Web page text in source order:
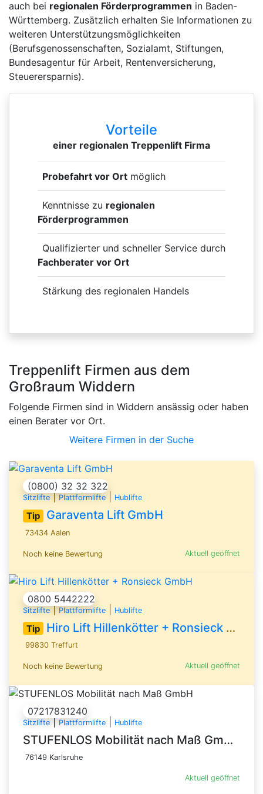
auch bei regionalen Förderprogrammen in Baden-
Württemberg. Zusätzlich erhalten Sie Informationen zu
weiteren Unterstützungsmöglichkeiten
(Berufsgenossenschaften, Sozialamt, Stiftungen,
Bundesagentur für Arbeit, Rentenversicherung,
Steuerersparnis).
Vorteile
einer regionalen Treppenlift Firma
Probefahrt vor Ort möglich
Kenntnisse zu regionalen
Förderprogrammen
Qualifizierter und schneller Service durch
Fachberater vor Ort
Stärkung des regionalen Handels
Treppenlift Firmen aus dem
Großraum Widdern
Folgende Firmen sind in Widdern ansässig oder haben
einen Berater vor Ort.
Weitere Firmen in der Suche
(0800) 32 32 322
Sitzlifte|Plattformlifte Hublifte
Tip Garaventa Lift GmbH
73434 Aalen
Noch keine Bewertung Aktuell geöffnet
0800 5442222
Sitzlifte|Plattformlifte Hublifte
Tip Hiro Lift Hillenkötter + Ronsieck GmbH
99830 Treffurt
Noch keine Bewertung Aktuell geöffnet
07217831240
Sitzlifte|Plattformlifte Hublifte
STUFENLOS Mobilität nach Maß GmbH
76149 Karlsruhe
Aktuell geöffnet